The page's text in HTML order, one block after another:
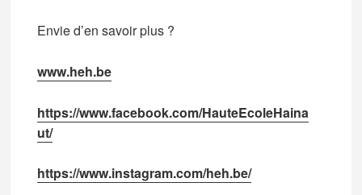
Envie d’en savoir plus ?
www.heh.be
https://www.facebook.com/HauteEcoleHaina
ut/
https://www.instagram.com/heh.be/